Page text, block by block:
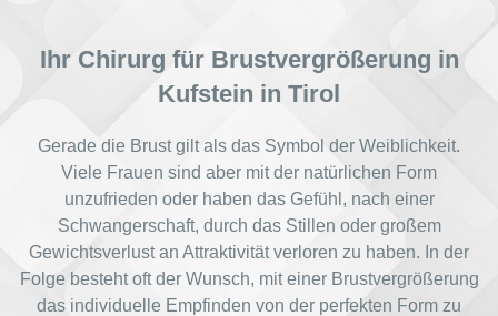
Ihr Chirurg für Brustvergrößerung in
Kufstein in Tirol
Gerade die Brust gilt als das Symbol der Weiblichkeit.
Viele Frauen sind aber mit der natürlichen Form
unzufrieden oder haben das Gefühl, nach einer
Schwangerschaft, durch das Stillen oder großem
Gewichtsverlust an Attraktivität verloren zu haben. In der
Folge besteht oft der Wunsch, mit einer Brustvergrößerung
das individuelle Empfinden von der perfekten Form zu